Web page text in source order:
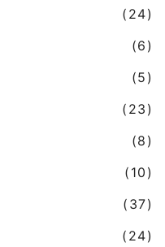
(24)
(6)
(5)
(23)
(8)
(10)
(37)
(24)